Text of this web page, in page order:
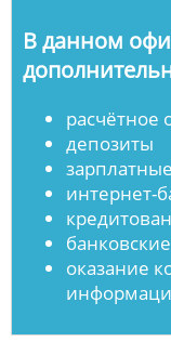
В данном
расчётное
депозиты
интернет-
оказание